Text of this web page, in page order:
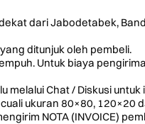
dari Jabodetabek,
ditunjuk oleh pembeli.
Untuk biaya
Chat / Diskusi
ukuran 80×80, 120×20
NOTA (INVOICE)